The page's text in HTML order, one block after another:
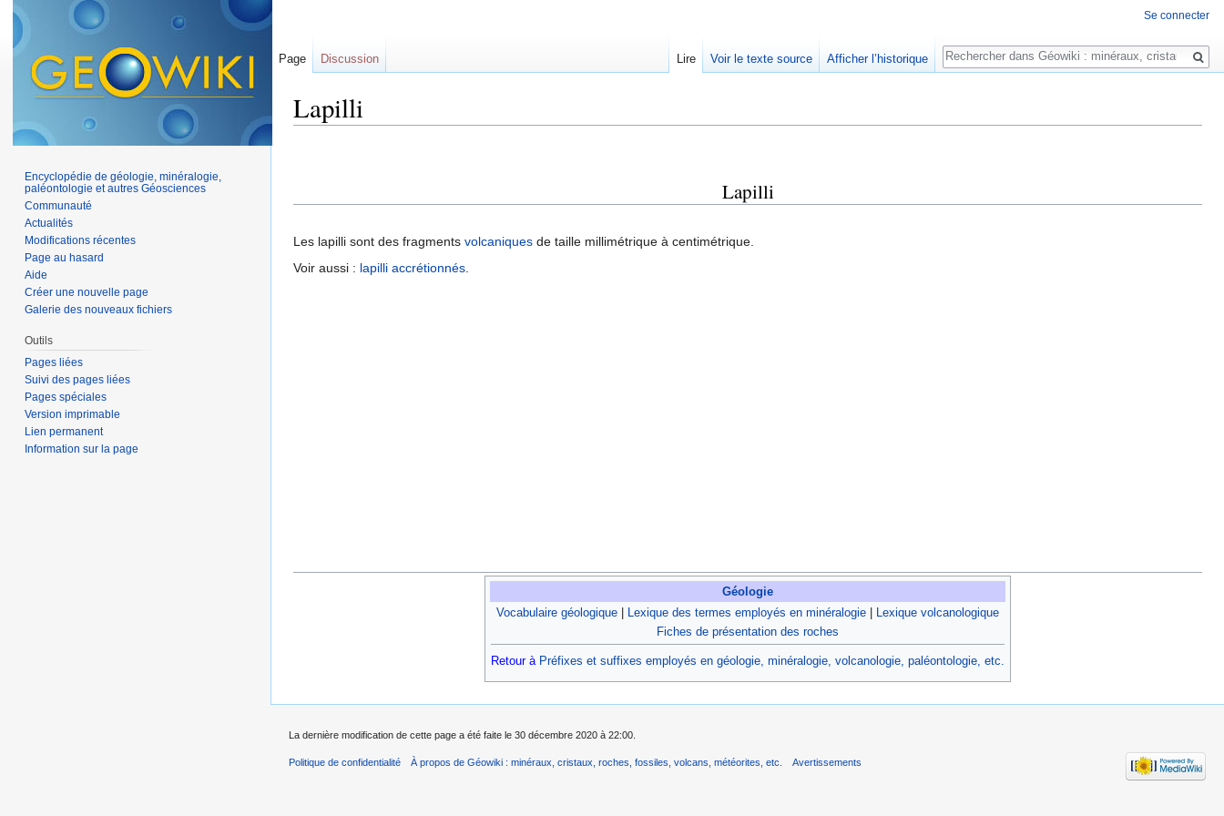
Lapilli
Lapilli
Les lapilli sont des fragments volcaniques de taille millimétrique à centimétrique.
Voir aussi : lapilli accrétionnés.
Géologie
Vocabulaire géologique
Lexique des termes employés en minéralogie
Lexique volcanologique
Fiches de présentation des roches
Retour à Préfixes et suffixes employés en géologie, minéralogie, volcanologie, paléontologie, etc.‎
Se connecter
Page Discussion Lire Voir le texte source Afficher l’historique
Rechercher
Encyclopédie de géologie, minéralogie,
paléontologie et autres Géosciences
Communauté
Actualités
Modifications récentes
Page au hasard
Aide
Créer une nouvelle page
Galerie des nouveaux fichiers
Outils
Pages liées
Suivi des pages liées
Pages spéciales
Version imprimable
Lien permanent
Information sur la page
La dernière modification de cette page a été faite le 30 décembre 2020 à 22:00.
Politique de confidentialité À propos de Géowiki : minéraux, cristaux, roches, fossiles, volcans, météorites, etc. Avertissements